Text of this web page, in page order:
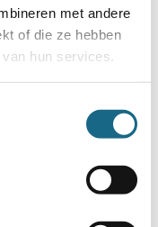
met andere
of die ze hebben
hun services.